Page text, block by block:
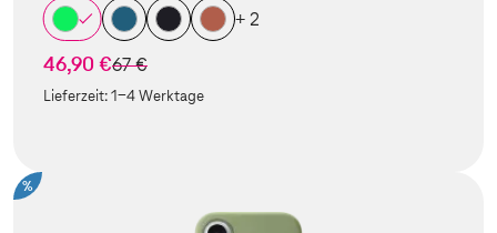
+ 2
46,90 €statt
67 €
Lieferzeit:1-4 Werktage
%